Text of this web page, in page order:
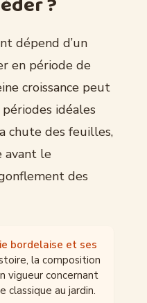
dépend d’un
en période de
croissance peut
idéales
chute des feuilles,
avant le
des
bordelaise et ses
la composition
vigueur concernant
classique au jardin.